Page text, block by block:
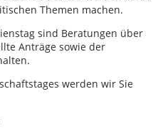
Themen machen.
sind Beratungen über
Anträge sowie der
werden wir Sie